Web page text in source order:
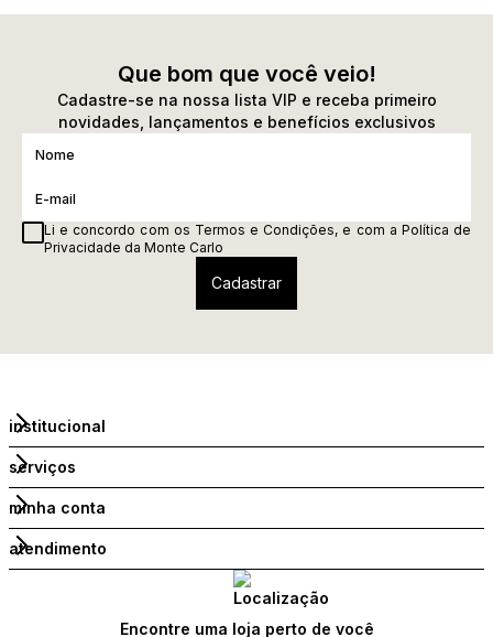
Que bom que você veio!
Cadastre-se na nossa lista VIP e receba primeiro
novidades, lançamentos e benefícios exclusivos
Li e concordo com os Termos e Condições, e com a Política de
Privacidade da Monte Carlo
institucional
serviços
minha conta
atendimento
Encontre uma loja perto de você